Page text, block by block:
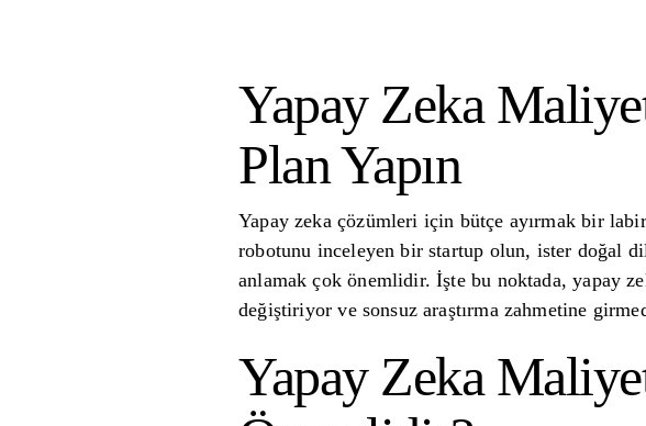
Yapay Zeka
Plan Yapın
Yapay zeka çözümleri için bütçe ayırmak bir
robotunu inceleyen bir startup olun, ister doğal
anlamak çok önemlidir. İşte bu noktada, yapay
değiştiriyor ve sonsuz araştırma zahmetine
Yapay Zeka